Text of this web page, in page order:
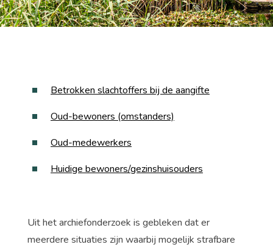
Betrokken slachtoffers bij de aangifte
Oud-bewoners (omstanders)
Oud-medewerkers
Huidige bewoners/gezinshuisouders
Uit het archiefonderzoek is gebleken dat er
meerdere situaties zijn waarbij mogelijk strafbare